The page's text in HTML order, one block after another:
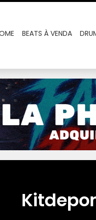
BEATS À VENDA